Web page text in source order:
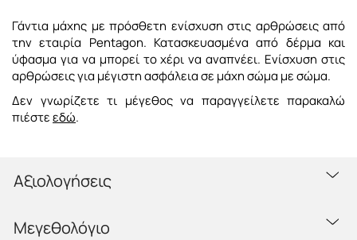
Γάντια μάχης με πρόσθετη ενίσχυση στις αρθρώσεις από
την εταιρία Pentagon. Κατασκευασμένα από δέρμα και
ύφασμα για να μπορεί το χέρι να αναπνέει. Ενίσχυση στις
αρθρώσεις για μέγιστη ασφάλεια σε μάχη σώμα με σώμα.
Δεν γνωρίζετε τι μέγεθος να παραγγείλετε παρακαλώ
πιέστεεδώ.
Αξιολογήσεις
Μεγεθολόγιο